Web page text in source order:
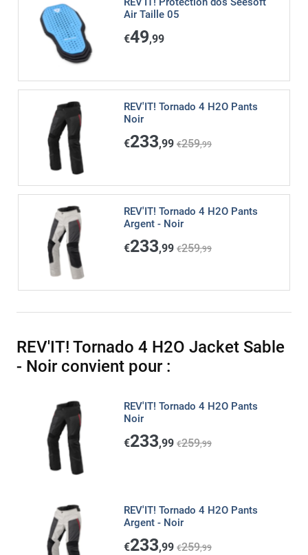
Air Taille 05
€49,99
REV'IT! Tornado 4 H2O Pants
Noir
€233,99 €259,99
REV'IT! Tornado 4 H2O Pants
Argent - Noir
€233,99 €259,99
REV'IT! Tornado 4 H2O Jacket Sable
- Noir convient pour :
REV'IT! Tornado 4 H2O Pants
Noir
€233,99 €259,99
REV'IT! Tornado 4 H2O Pants
Argent - Noir
€233,99 €259,99